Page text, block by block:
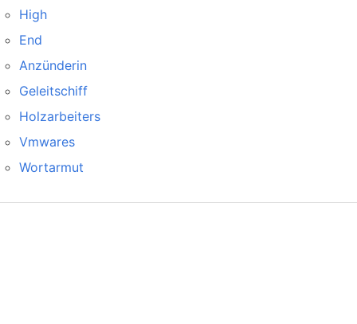
High
End
Anzünderin
Geleitschiff
Holzarbeiters
Vmwares
Wortarmut